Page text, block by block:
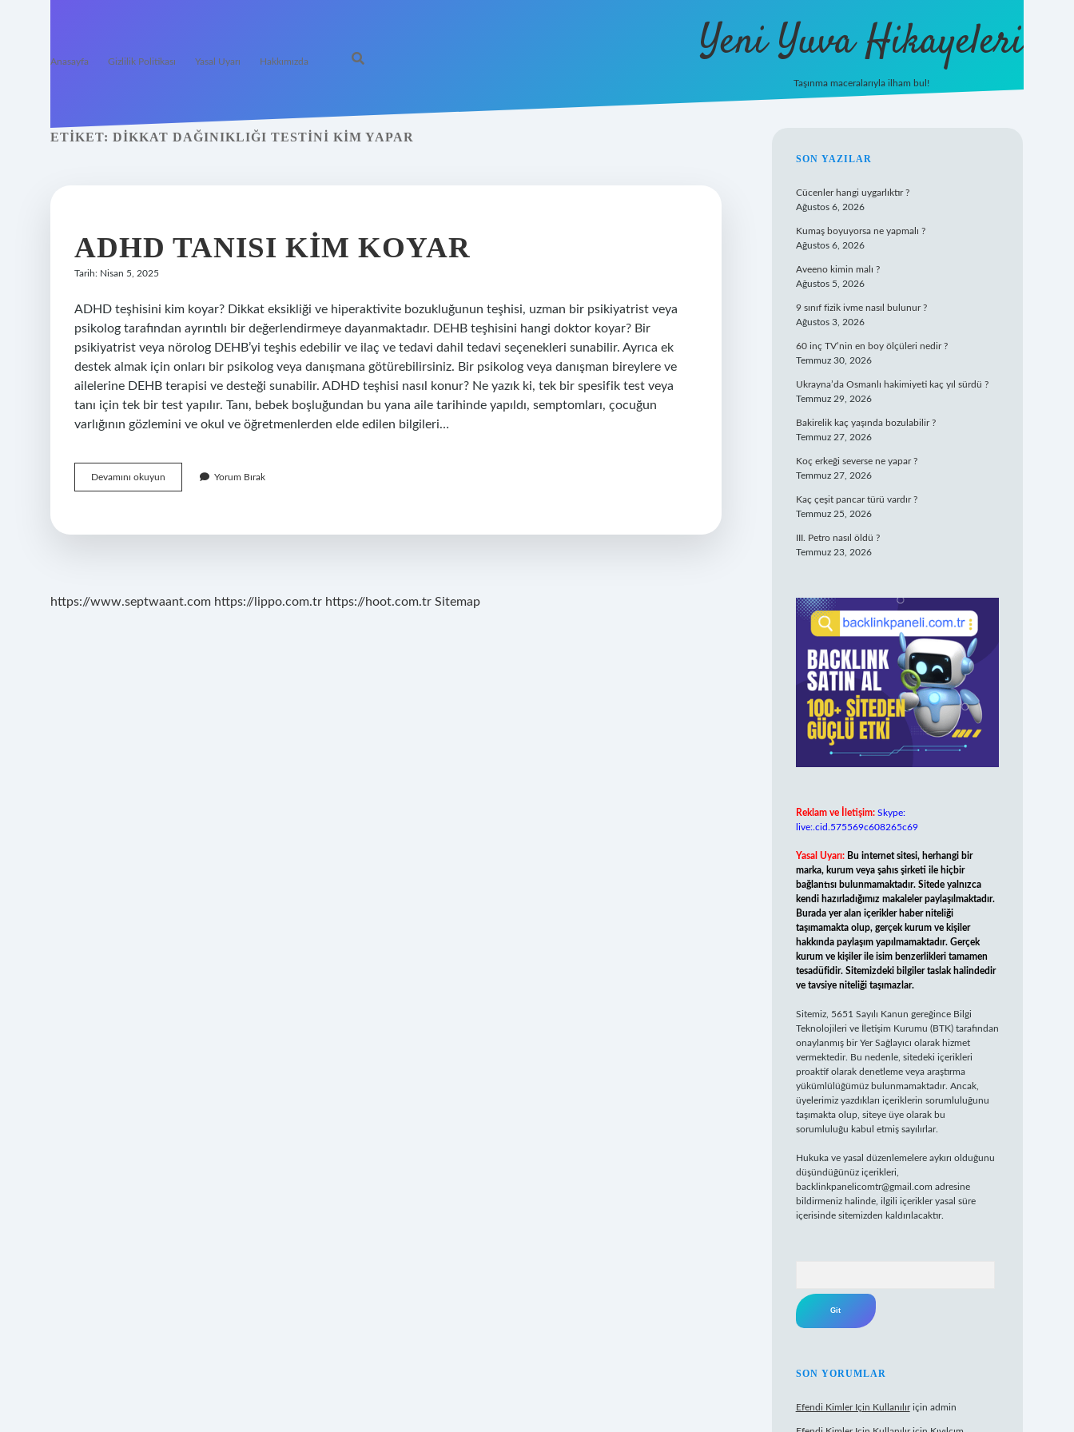
Anasayfa Gizlilik Politikası Yasal Uyarı Hakkımızda Yeni Yuva Hikayeleri
Taşınma maceralarıyla ilham bul!
ETIKET: DIKKAT DAĞINIKLIĞI TESTINI KIM YAPAR
ADHD TANISI KIM KOYAR
Tarih: Nisan 5, 2025
ADHD teşhisini kim koyar? Dikkat eksikliği ve hiperaktivite bozukluğunun teşhisi, uzman bir psikiyatrist veya
psikolog tarafından ayrıntılı bir değerlendirmeye dayanmaktadır. DEHB teşhisini hangi doktor koyar? Bir
psikiyatrist veya nörolog DEHB’yi teşhis edebilir ve ilaç ve tedavi dahil tedavi seçenekleri sunabilir. Ayrıca ek
destek almak için onları bir psikolog veya danışmana götürebilirsiniz. Bir psikolog veya danışman bireylere ve
ailelerine DEHB terapisi ve desteği sunabilir. ADHD teşhisi nasıl konur? Ne yazık ki, tek bir spesifik test veya
tanı için tek bir test yapılır. Tanı, bebek boşluğundan bu yana aile tarihinde yapıldı, semptomları, çocuğun
varlığının gözlemini ve okul ve öğretmenlerden elde edilen bilgileri…
Devamını okuyun
Tanısı
Yorum Bırak
https://www.septwaant.com https://lippo.com.tr https://hoot.com.tr Sitemap
SIDEBAR
SON YAZILAR
Cücenler hangi uygarlıktır ?
Ağustos 6, 2026
Kumaş boyuyorsa ne yapmalı ?
Ağustos 6, 2026
Aveeno kimin malı ?
Ağustos 5, 2026
9 sınıf fizik ivme nasıl bulunur ?
Ağustos 3, 2026
60 inç TV’nin en boy ölçüleri nedir ?
Temmuz 30, 2026
Ukrayna’da Osmanlı hakimiyeti kaç yıl sürdü ?
Temmuz 29, 2026
Bakirelik kaç yaşında bozulabilir ?
Temmuz 27, 2026
Koç erkeği severse ne yapar ?
Temmuz 27, 2026
Kaç çeşit pancar türü vardır ?
Temmuz 25, 2026
III. Petro nasıl öldü ?
Temmuz 23, 2026
Reklam ve İletişim: Skype:
live:.cid.575569c608265c69
Yasal Uyarı: Bu internet sitesi, herhangi bir
marka, kurum veya şahıs şirketi ile hiçbir
bağlantısı bulunmamaktadır. Sitede yalnızca
kendi hazırladığımız makaleler paylaşılmaktadır.
Burada yer alan içerikler haber niteliği
taşımamakta olup, gerçek kurum ve kişiler
hakkında paylaşım yapılmamaktadır. Gerçek
kurum ve kişiler ile isim benzerlikleri tamamen
tesadüfidir. Sitemizdeki bilgiler taslak halindedir
ve tavsiye niteliği taşımazlar.
Sitemiz, 5651 Sayılı Kanun gereğince Bilgi
Teknolojileri ve İletişim Kurumu (BTK) tarafından
onaylanmış bir Yer Sağlayıcı olarak hizmet
vermektedir. Bu nedenle, sitedeki içerikleri
proaktif olarak denetleme veya araştırma
yükümlülüğümüz bulunmamaktadır. Ancak,
üyelerimiz yazdıkları içeriklerin sorumluluğunu
taşımakta olup, siteye üye olarak bu
sorumluluğu kabul etmiş sayılırlar.
Hukuka ve yasal düzenlemelere aykırı olduğunu
düşündüğünüz içerikleri,
backlinkpanelicomtr@gmail.com adresine
bildirmeniz halinde, ilgili içerikler yasal süre
içerisinde sitemizden kaldırılacaktır.
SON YORUMLAR
Efendi Kimler Için Kullanılıriçin admin